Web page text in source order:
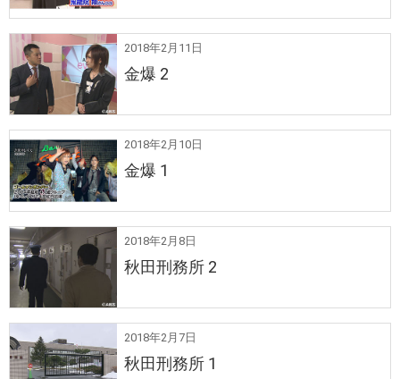
2018年2月11日
金爆 2
2018年2月10日
金爆 1
2018年2月8日
秋田刑務所 2
2018年2月7日
秋田刑務所 1